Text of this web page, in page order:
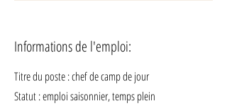
Informations de l'emploi:
Titre du poste : chef de camp de jour
Statut : emploi saisonnier, temps plein